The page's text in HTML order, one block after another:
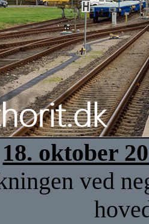
18. oktober
ved